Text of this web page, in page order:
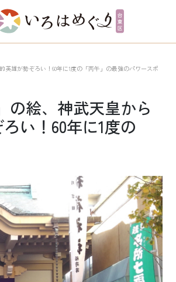
雄が勢ぞろい！60年に1度の「丙午」の最強のパワースポ
の絵、神武天皇から
い！60年に1度の